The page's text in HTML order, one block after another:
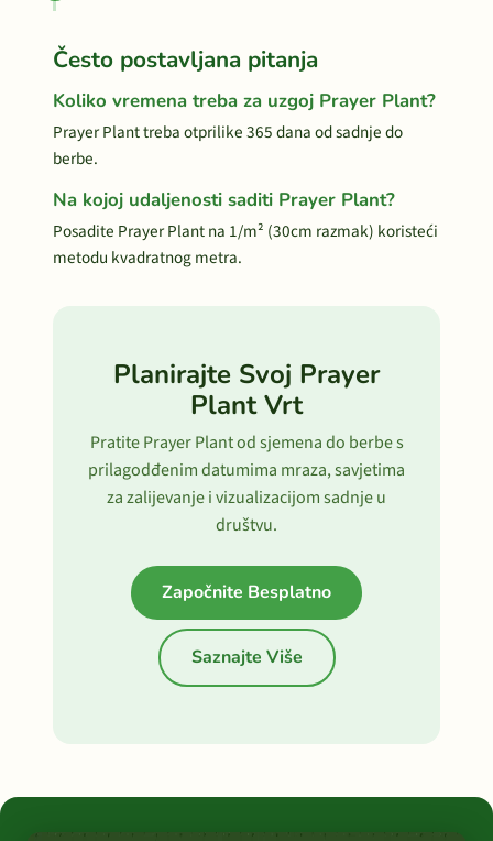
Često postavljana pitanja
Koliko vremena treba za uzgoj Prayer Plant?
Prayer Plant treba otprilike 365 dana od sadnje do
berbe.
Na kojoj udaljenosti saditi Prayer Plant?
Posadite Prayer Plant na 1/m² (30cm razmak) koristeći
metodu kvadratnog metra.
Planirajte Svoj Prayer
Plant Vrt
Pratite Prayer Plant od sjemena do berbe s
prilagodđenim datumima mraza, savjetima
za zalijevanje i vizualizacijom sadnje u
društvu.
Započnite Besplatno
Saznajte Više